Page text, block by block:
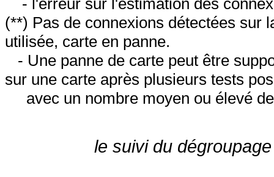
(**) Pas de connexions détectées sur
utilisée, carte en panne.
- Une panne de carte peut être
sur une carte après plusieurs tests
avec un nombre moyen ou élevé
le suivi du